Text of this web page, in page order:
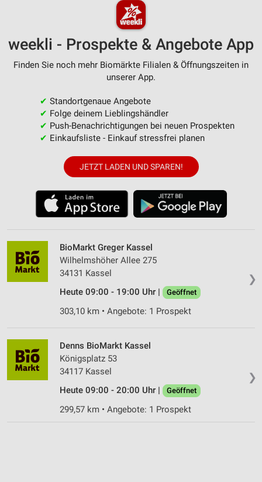
weekli - Prospekte & Angebote App
Finden Sie noch mehr Biomärkte Filialen & Öffnungszeiten in
unserer App.
✔ Standortgenaue Angebote
✔ Folge deinem Lieblingshändler
✔ Push-Benachrichtigungen bei neuen Prospekten
✔ Einkaufsliste - Einkauf stressfrei planen
JETZT LADEN UND SPAREN!
❯
BioMarkt Greger Kassel
Wilhelmshöher Allee 275
34131 Kassel
Heute 09:00 - 19:00 Uhr |
Geöffnet
303,10 km • Angebote: 1 Prospekt
❯
Denns BioMarkt Kassel
Königsplatz 53
34117 Kassel
Heute 09:00 - 20:00 Uhr |
Geöffnet
299,57 km • Angebote: 1 Prospekt